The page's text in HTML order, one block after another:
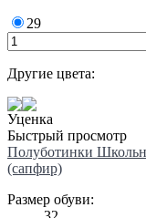
29
Другие цвета:
Уценка
Быстрый просмотр
Полуботинки
(сапфир)
Размер обуви: